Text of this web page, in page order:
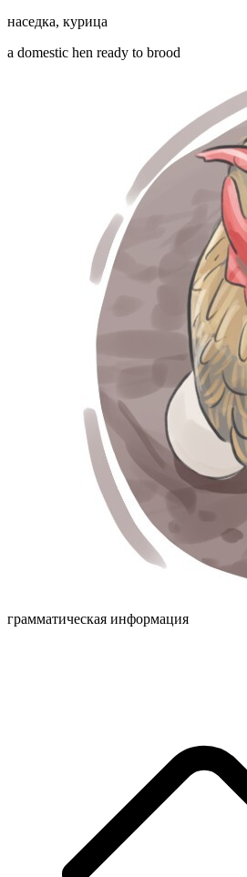
наседка, курица
a domestic hen ready to brood
грамматическая информация